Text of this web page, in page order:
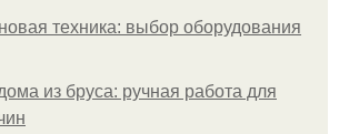
техника: выбор оборудования
из бруса: ручная работа для